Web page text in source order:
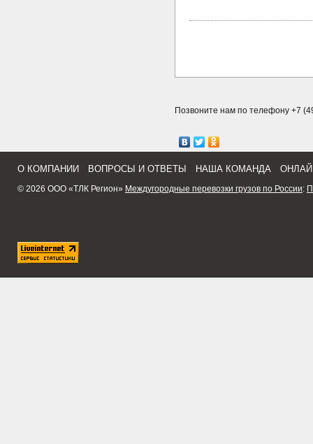
Позвоните нам по телефону +7
О КОМПАНИИ ВОПРОСЫ И ОТВЕТЫ НАША КОМАНДА
© 2026 ООО «ТЛК Регион» Междугородные перевозки грузов по России: